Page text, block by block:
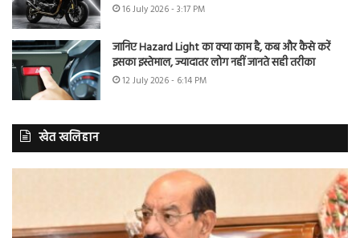
16 July 2026 - 3:17 PM
जानिए Hazard Light का क्या काम है, कब और कैसे करें
इसका इस्तेमाल, ज्यादातर लोग नहीं जानते सही तरीका
12 July 2026 - 6:14 PM
खेत खलिहान